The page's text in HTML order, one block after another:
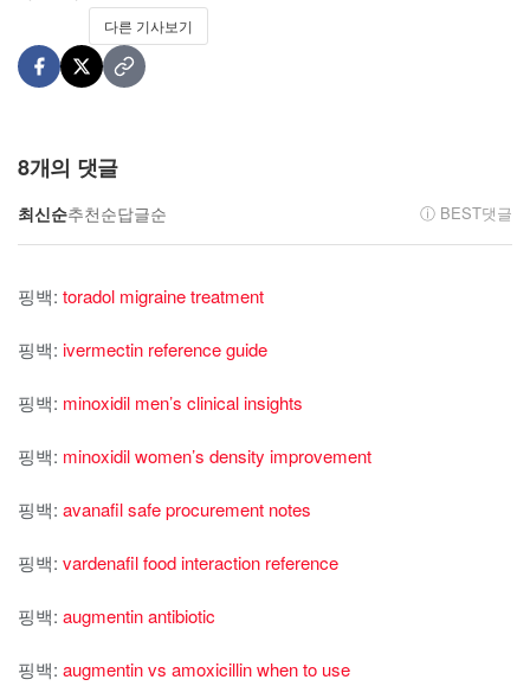
다른 기사보기
8개의 댓글
최신순추천순답글순 ⓘ BEST댓글
핑백: toradol migraine treatment
핑백: ivermectin reference guide
핑백: minoxidil men’s clinical insights
핑백: minoxidil women’s density improvement
핑백: avanafil safe procurement notes
핑백: vardenafil food interaction reference
핑백: augmentin antibiotic
핑백: augmentin vs amoxicillin when to use